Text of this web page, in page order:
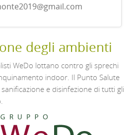
degli ambienti
WeDo lottano contro gli sprechi
indoor. Il Punto Salute
e disinfezione di tutti gli